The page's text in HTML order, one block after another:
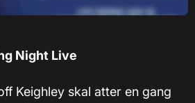
Night Live
Keighley skal atter en gang